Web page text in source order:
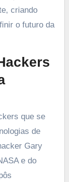
criando
o futuro da
que se
de
Gary
e do